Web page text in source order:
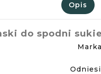
Opis
do spodni
Marka